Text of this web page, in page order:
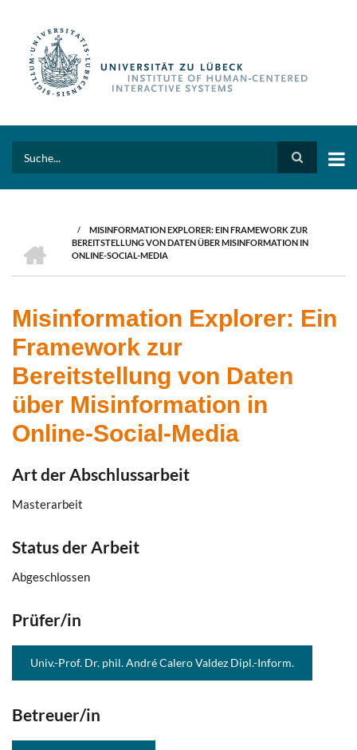
content
BREADCRUMB
/
MISINFORMATION EXPLORER: EIN FRAMEWORK ZUR
BEREITSTELLUNG VON DATEN ÜBER MISINFORMATION IN
ONLINE-SOCIAL-MEDIA
Misinformation Explorer: Ein
Framework zur
Bereitstellung von Daten
über Misinformation in
Online-Social-Media
Art der Abschlussarbeit
Masterarbeit
Status der Arbeit
Abgeschlossen
Prüfer/in
Univ.-Prof. Dr. phil. André Calero Valdez Dipl.-Inform.
Betreuer/in